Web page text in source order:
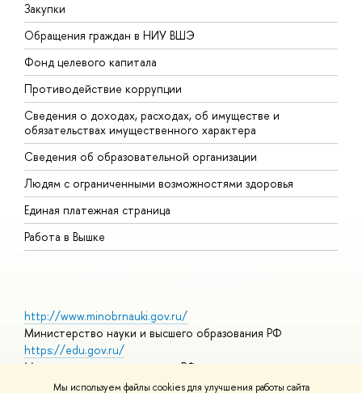
Мы используем файлы cookies для улучшения работы сайта
Закупки
Обращения граждан в НИУ ВШЭ
Фонд целевого капитала
Противодействие коррупции
Сведения о доходах, расходах, об имуществе и
обязательствах имущественного характера
Сведения об образовательной организации
Людям с ограниченными возможностями здоровья
Единая платежная страница
Работа в Вышке
http://www.minobrnauki.gov.ru/
Министерство науки и высшего образования РФ
https://edu.gov.ru/
Министерство просвещения РФ
https://elearning.hse.ru/mooc